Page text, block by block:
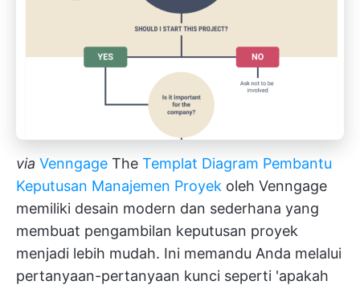
via Venngage The Templat Diagram Pembantu
Keputusan Manajemen Proyek oleh Venngage
memiliki desain modern dan sederhana yang
membuat pengambilan keputusan proyek
menjadi lebih mudah. Ini memandu Anda melalui
pertanyaan-pertanyaan kunci seperti 'apakah